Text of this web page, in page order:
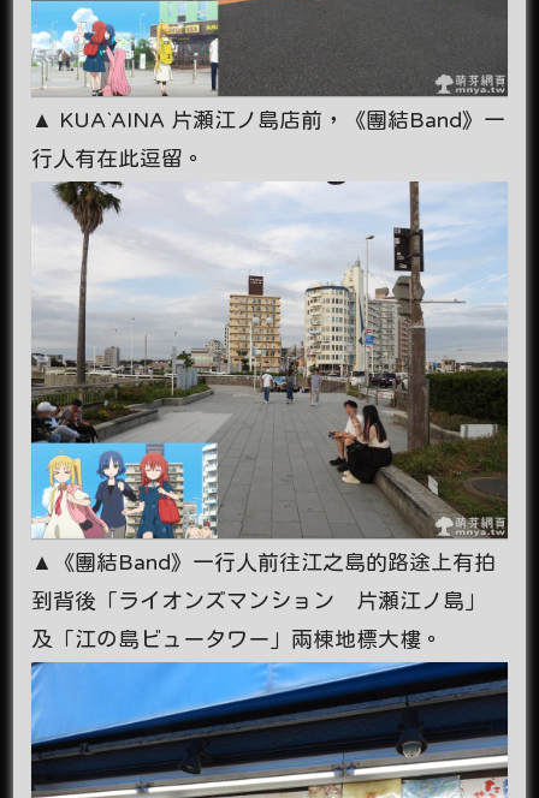
▲ KUA`AINA 片瀬江ノ島店前，《團結Band》一
行人有在此逗留。
▲《團結Band》一行人前往江之島的路途上有拍
到背後「ライオンズマンション 片瀬江ノ島」
及「江の島ビュータワー」兩棟地標大樓。